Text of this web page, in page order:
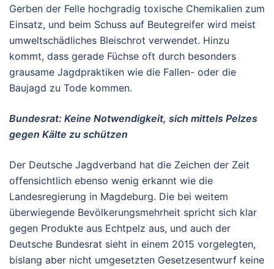
Gerben der Felle hochgradig toxische Chemikalien zum
Einsatz, und beim Schuss auf Beutegreifer wird meist
umweltschädliches Bleischrot verwendet. Hinzu
kommt, dass gerade Füchse oft durch besonders
grausame Jagdpraktiken wie die Fallen- oder die
Baujagd zu Tode kommen.
Bundesrat: Keine Notwendigkeit, sich mittels Pelzes
gegen Kälte zu schützen
Der Deutsche Jagdverband hat die Zeichen der Zeit
offensichtlich ebenso wenig erkannt wie die
Landesregierung in Magdeburg. Die bei weitem
überwiegende Bevölkerungsmehrheit spricht sich klar
gegen Produkte aus Echtpelz aus, und auch der
Deutsche Bundesrat sieht in einem 2015 vorgelegten,
bislang aber nicht umgesetzten Gesetzesentwurf keine